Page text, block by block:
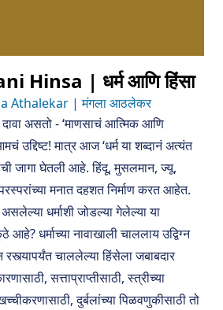
Hinsa | धर्म आणि हिंसा
Athalekar | मंगला आठलेकर
दावा असतो - ‘माणसाचं आत्मिक आणि
उद्दिष्ट! मात्र आज ‘धर्म या शब्दानं अत्यंत
जागा घेतली आहे. हिंदू, मुसलमान, ज्यू,
मनात दहशत निर्माण करत आहेत.
धर्माशी जोडल्या गेलेल्या या
धर्माच्या नावाखाली चाललाय उद्विग्न
चाललेल्या हिंसेला जबाबदार
सत्ताप्राप्तीसाठी, स्त्रीच्या
दुर्बलांच्या पिळवणुकीसाठी तो